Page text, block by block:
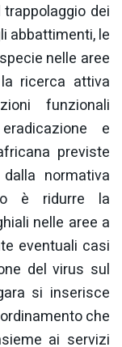
dei
abbattimenti, le
nelle aree
ricerca attiva
funzionali
e
previste
normativa
è ridurre la
nelle aree a
eventuali casi
del virus sul
si inserisce
che
ai servizi